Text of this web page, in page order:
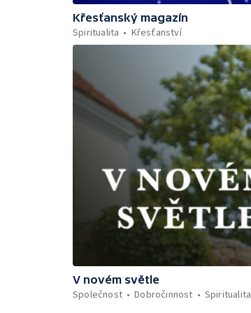
Křesťanský magazín
Spiritualita
Křesťanství
V novém světle
Společnost
Dobročinnost Spiritualita